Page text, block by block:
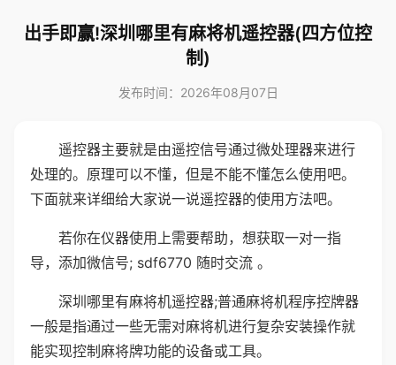
出手即赢!深圳哪里有麻将机遥控器(四方位控
制)
发布时间：2026年08月07日
遥控器主要就是由遥控信号通过微处理器来进行
处理的。原理可以不懂，但是不能不懂怎么使用吧。
下面就来详细给大家说一说遥控器的使用方法吧。
若你在仪器使用上需要帮助，想获取一对一指
导，添加微信号; sdf6770 随时交流 。
深圳哪里有麻将机遥控器;普通麻将机程序控牌器
一般是指通过一些无需对麻将机进行复杂安装操作就
能实现控制麻将牌功能的设备或工具。